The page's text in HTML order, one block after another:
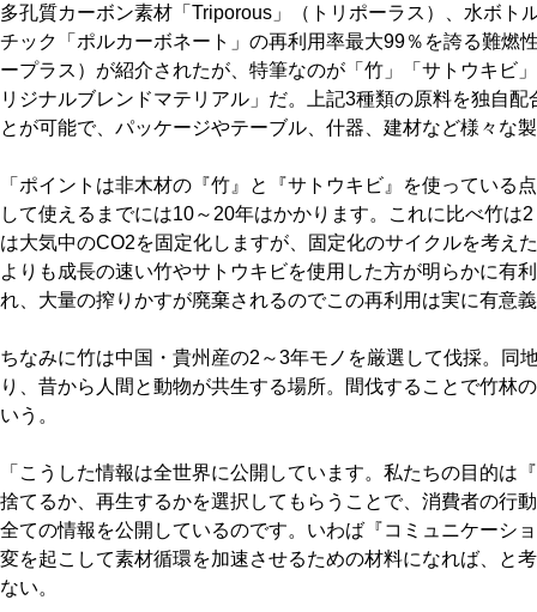
多孔質カーボン素材「Triporous」（トリポーラス）、水ボト
チック「ポルカーボネート」の再利用率最大99％を誇る難燃
ープラス）が紹介されたが、特筆なのが「竹」「サトウキビ
リジナルブレンドマテリアル」だ。上記3種類の原料を独自
とが可能で、パッケージやテーブル、什器、建材など様々な
「ポイントは非木材の『竹』と『サトウキビ』を使っている
して使えるまでには10～20年はかかります。これに比べ竹は
は大気中のCO2を固定化しますが、固定化のサイクルを考え
よりも成長の速い竹やサトウキビを使用した方が明らかに有
れ、大量の搾りかすが廃棄されるのでこの再利用は実に有意
ちなみに竹は中国・貴州産の2～3年モノを厳選して伐採。同
り、昔から人間と動物が共生する場所。間伐することで竹林
いう。
「こうした情報は全世界に公開しています。私たちの目的は
捨てるか、再生するかを選択してもらうことで、消費者の行
全ての情報を公開しているのです。いわば『コミュニケーシ
変を起こして素材循環を加速させるための材料になれば、と
ない。